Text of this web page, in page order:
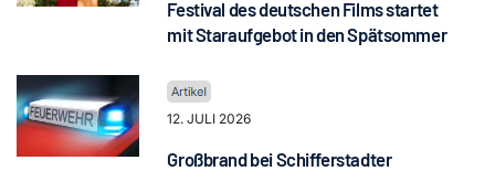
Festival des deutschen Films startet
mit Staraufgebot in den Spätsommer
12. JULI 2026
Großbrand bei Schifferstadter